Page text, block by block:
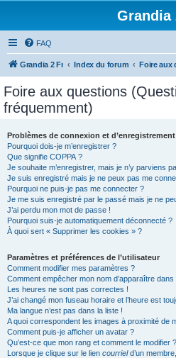
Grandia
FAQ
Grandia 2 Fr Index du forum
Foire aux questions
fréquemment)
Problèmes de connexion et d’enregistrement
Pourquoi dois-je m’enregistrer ?
Que signifie COPPA ?
Je souhaite m’enregistrer, mais je n’y parviens
Je suis enregistré mais je ne peux pas me
Pourquoi ne puis-je pas me connecter ?
Je me suis enregistré par le passé mais je ne
J’ai perdu mon mot de passe !
Pourquoi suis-je automatiquement déconnecté ?
À quoi sert « Supprimer les cookies » ?
Paramètres et préférences de l’utilisateur
Comment modifier mes paramètres ?
Comment empêcher mon nom d’apparaître
Les heures ne sont pas correctes !
J’ai changé mon fuseau horaire et l’heure est
Ma langue n’est pas dans la liste !
A quoi correspondent les images à proximité de
Comment puis-je afficher un avatar ?
Qu’est-ce que mon rang et comment le modifier ?
Lorsque je clique sur le lien courrield’un